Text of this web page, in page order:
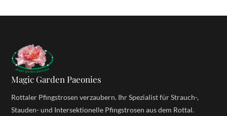
Magic Garden Paeonies
Rottaler Pfingstrosen verzaubern. Ihr Spezialist für Strauch-,
Stauden- und Intersektionelle Pfingstrosen aus dem Rottal.